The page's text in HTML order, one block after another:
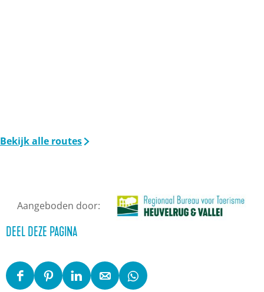
Bekijk alle routes
Aangeboden door:
DEEL DEZE PAGINA
D
D
D
D
D